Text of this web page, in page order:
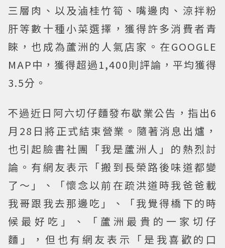
三層肉、以及滷桂竹筍、嘴邊肉、涼拌粉
肝等數十種小菜選擇，獲得許多消費者青
睞，也成為蘆洲的人氣店家。在GOOGLE
MAP中，獲得超過1,400則評論，平均獲得
3.5分。
不過近日阿六切仔麵發布歇業公告，指出6
月28日將正式結束營業。隨著消息出爐，
也引起臉書社團「我是蘆洲人」的熱烈討
論。有網友表示「搬到長榮路後味道都變
了～」、「懷念以前在疏洪道時我爸爸載
我哥跟我去那邊吃」、「我覺得橋下的時
候最好吃」、「蘆洲最貴的一家切仔
麵」，但也有網友表示「是我喜歡的口